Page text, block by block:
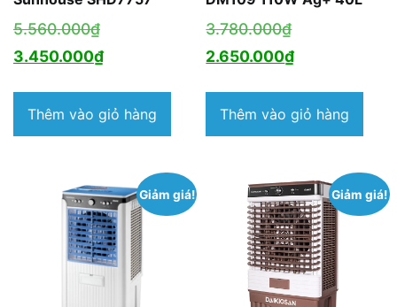
5.560.000₫Giá
gốc
5.560.000₫.
3.450.000₫Giá
tại
là:
Thêm vào giỏ hàng
3.780.000₫Giá
gốc
3.780.000₫.
2.650.000₫Giá
tại
là:
Thêm vào giỏ hàng
Giảm giá! Giảm giá!